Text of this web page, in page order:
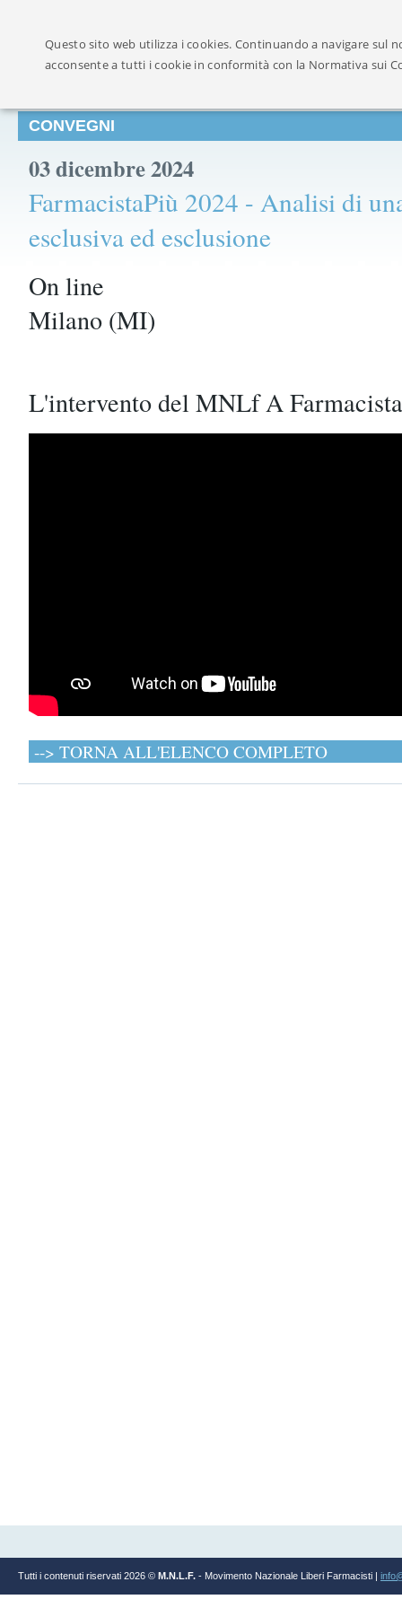
CONVEGNI
03 dicembre 2024
FarmacistaPiù 2024 - Analisi di
esclusiva ed esclusione
On line
Milano (MI)
L'intervento del MNLf A
--> TORNA ALL'ELENCO COMPLETO
Tutti i contenuti riservati 2026 © M.N.L.F. - Movimento Nazionale Liberi Farmacisti |
Questo sito web utilizza i cookies. Continuando a navigare sul
acconsente a tutti i cookie in conformità con la Normativa sui